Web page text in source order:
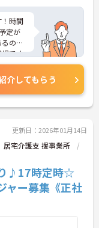
時間
定が
の
です
ます
介してもらう
更新日：2026年01月14日
宅介護支 援事業所
り♪17時定時☆
ャー募集《正社